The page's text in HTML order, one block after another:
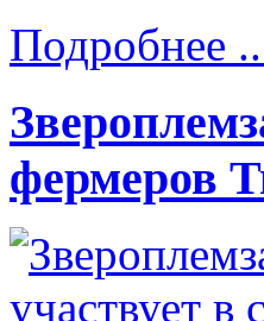
Подробнее
фермеров